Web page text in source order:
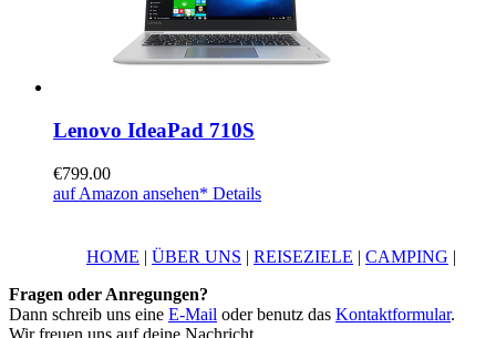
Lenovo IdeaPad 710S
€799.00
auf Amazon ansehen* Details
HOME | ÜBER UNS | REISEZIELE | CAMPING |
Fragen oder Anregungen?
Dann schreib uns eine E-Mail oder benutz das Kontaktformular.
Wir freuen uns auf deine Nachricht.